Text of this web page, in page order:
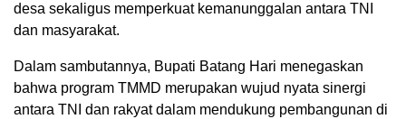
desa sekaligus memperkuat kemanunggalan antara TNI
dan masyarakat.
Dalam sambutannya, Bupati Batang Hari menegaskan
bahwa program TMMD merupakan wujud nyata sinergi
antara TNI dan rakyat dalam mendukung pembangunan di